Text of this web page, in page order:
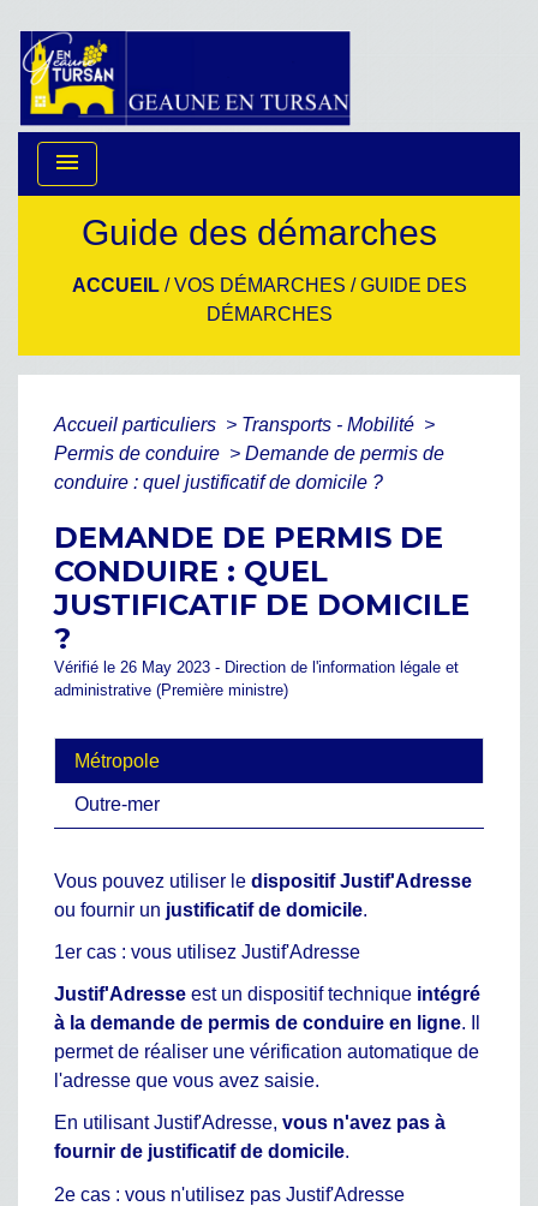
menu
Guide des démarches
ACCUEIL/VOS DÉMARCHES /GUIDE DES
DÉMARCHES
Accueil particuliers > Transports - Mobilité >
Permis de conduire > Demande de permis de
conduire : quel justificatif de domicile ?
DEMANDE DE PERMIS DE
CONDUIRE : QUEL
JUSTIFICATIF DE DOMICILE
?
Vérifié le 26 May 2023 - Direction de l'information légale et
administrative (Première ministre)
Métropole
Outre-mer
Vous pouvez utiliser le dispositif Justif'Adresse
ou fournir un justificatif de domicile.
1er cas : vous utilisez Justif'Adresse
Justif'Adresse est un dispositif technique intégré
à la demande de permis de conduire en ligne. Il
permet de réaliser une vérification automatique de
l'adresse que vous avez saisie.
En utilisant Justif'Adresse, vous n'avez pas à
fournir de justificatif de domicile.
2e cas : vous n'utilisez pas Justif'Adresse